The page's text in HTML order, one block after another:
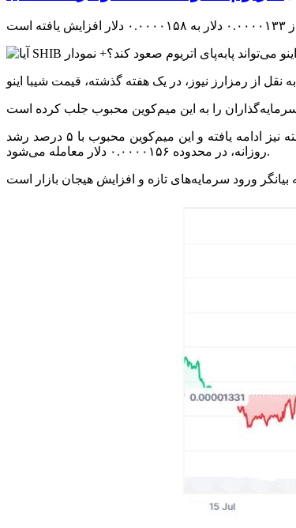
طبق داده‌های بازار، قیمت شیبا در این مدت از ۰.۰۰۰۰۱۳۳ دلار به ۰.۰۰۰۰۱۵۸ دلار افزایش یافته است. رالی صعودی این رمزارز در ۲۴ ساعت گذشته نیز ادامه یافته و این میم‌کوین محبوب با ۵ درصد رشد
روزانه، در محدوده ۰.۰۰۰۰۱۵۶ دلار معامله می‌شود.